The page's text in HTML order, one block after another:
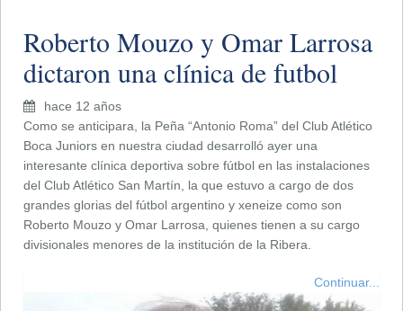
Roberto Mouzo y Omar Larrosa
dictaron una clínica de futbol
hace 12 años
Como se anticipara, la Peña “Antonio Roma” del Club Atlético
Boca Juniors en nuestra ciudad desarrolló ayer una
interesante clínica deportiva sobre fútbol en las instalaciones
del Club Atlético San Martín, la que estuvo a cargo de dos
grandes glorias del fútbol argentino y xeneize como son
Roberto Mouzo y Omar Larrosa, quienes tienen a su cargo
divisionales menores de la institución de la Ribera.
Continuar...